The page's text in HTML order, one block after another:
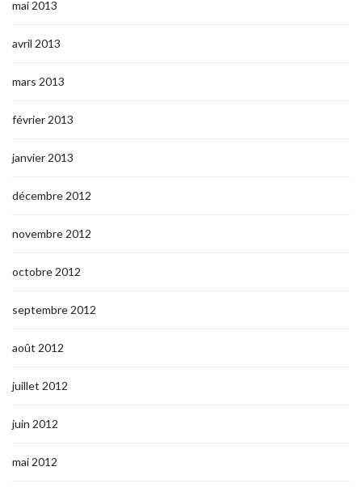
mai 2013
avril 2013
mars 2013
février 2013
janvier 2013
décembre 2012
novembre 2012
octobre 2012
septembre 2012
août 2012
juillet 2012
juin 2012
mai 2012